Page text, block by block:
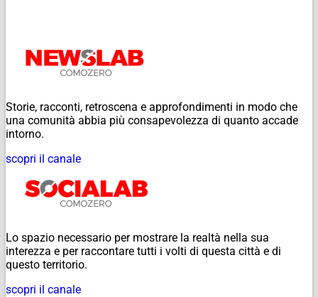
Storie, racconti, retroscena e approfondimenti in modo che
una comunità abbia più consapevolezza di quanto accade
intorno.
scopri il canale
Lo spazio necessario per mostrare la realtà nella sua
interezza e per raccontare tutti i volti di questa città e di
questo territorio.
scopri il canale